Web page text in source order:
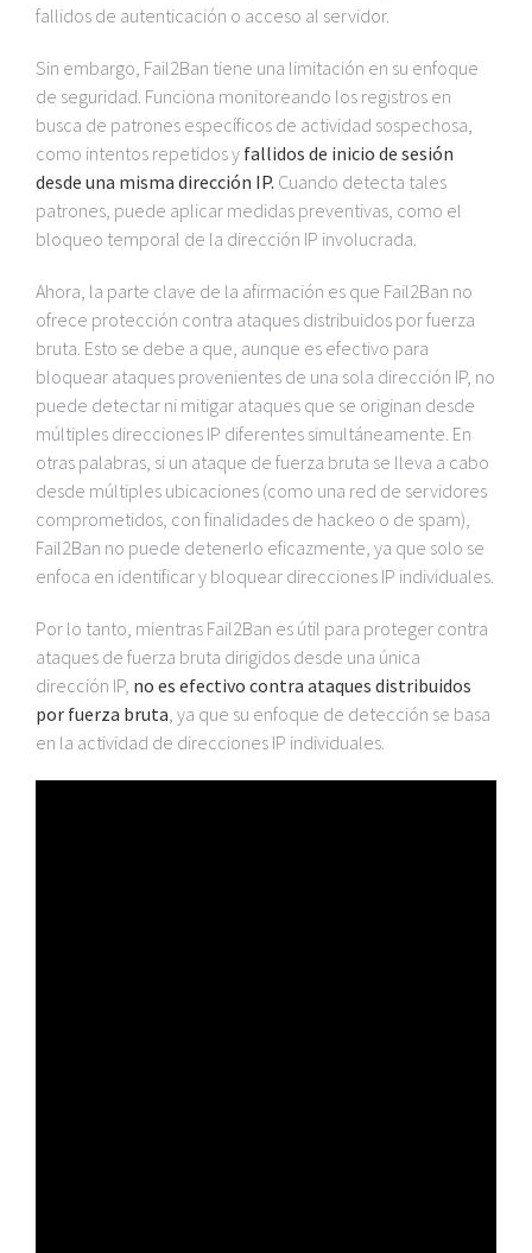
fallidos de autenticación o acceso al servidor.
Sin embargo, Fail2Ban tiene una limitación en su enfoque
de seguridad. Funciona monitoreando los registros en
busca de patrones específicos de actividad sospechosa,
como intentos repetidos y fallidos de inicio de sesión
desde una misma dirección IP. Cuando detecta tales
patrones, puede aplicar medidas preventivas, como el
bloqueo temporal de la dirección IP involucrada.
Ahora, la parte clave de la afirmación es que Fail2Ban no
ofrece protección contra ataques distribuidos por fuerza
bruta. Esto se debe a que, aunque es efectivo para
bloquear ataques provenientes de una sola dirección IP, no
puede detectar ni mitigar ataques que se originan desde
múltiples direcciones IP diferentes simultáneamente. En
otras palabras, si un ataque de fuerza bruta se lleva a cabo
desde múltiples ubicaciones (como una red de servidores
comprometidos, con finalidades de hackeo o de spam),
Fail2Ban no puede detenerlo eficazmente, ya que solo se
enfoca en identificar y bloquear direcciones IP individuales.
Por lo tanto, mientras Fail2Ban es útil para proteger contra
ataques de fuerza bruta dirigidos desde una única
dirección IP, no es efectivo contra ataques distribuidos
por fuerza bruta, ya que su enfoque de detección se basa
en la actividad de direcciones IP individuales.